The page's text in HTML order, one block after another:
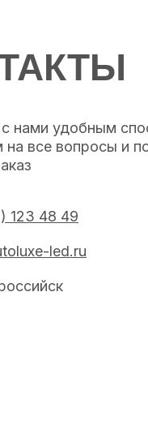
нами удобным
на все вопросы и
123 48 49
led.ru